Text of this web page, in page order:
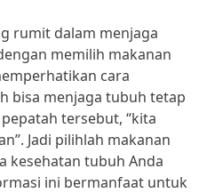
rumit dalam menjaga
memilih makanan
cara
bisa menjaga tubuh tetap
tersebut, “kita
Jadi pilihlah makanan
kesehatan tubuh Anda
ini bermanfaat untuk